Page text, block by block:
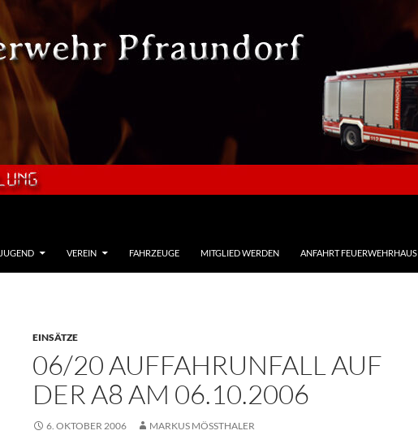
JUGEND VEREIN FAHRZEUGE MITGLIED WERDEN ANFAHRT FEUERWEHRHAUS
EINSÄTZE
06/20 AUFFAHRUNFALL AUF
DER A8 AM 06.10.2006
6. OKTOBER 2006 MARKUS MÖSSTHALER